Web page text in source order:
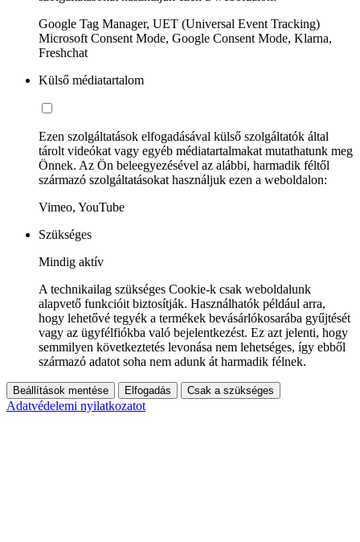
Google Tag Manager, UET (Universal Event Tracking)
Microsoft Consent Mode, Google Consent Mode, Klarna,
Freshchat
Külső médiatartalom
Ezen szolgáltatások elfogadásával külső szolgáltatók által
tárolt videókat vagy egyéb médiatartalmakat mutathatunk meg
Önnek. Az Ön beleegyezésével az alábbi, harmadik féltől
származó szolgáltatásokat használjuk ezen a weboldalon:
Vimeo, YouTube
Szükséges
Mindig aktív
A technikailag szükséges Cookie-k csak weboldalunk
alapvető funkcióit biztosítják. Használhatók például arra,
hogy lehetővé tegyék a termékek bevásárlókosarába gyűjtését
vagy az ügyfélfiókba való bejelentkezést. Ez azt jelenti, hogy
semmilyen következtetés levonása nem lehetséges, így ebből
származó adatot soha nem adunk át harmadik félnek.
Beállítások mentése Elfogadás Csak a szükséges
Adatvédelemi nyilatkozatot